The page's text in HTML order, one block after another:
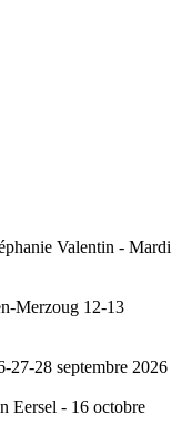
Valentin - Mardi
Merzoug 12-13
27-28 septembre 2026
Eersel - 16 octobre